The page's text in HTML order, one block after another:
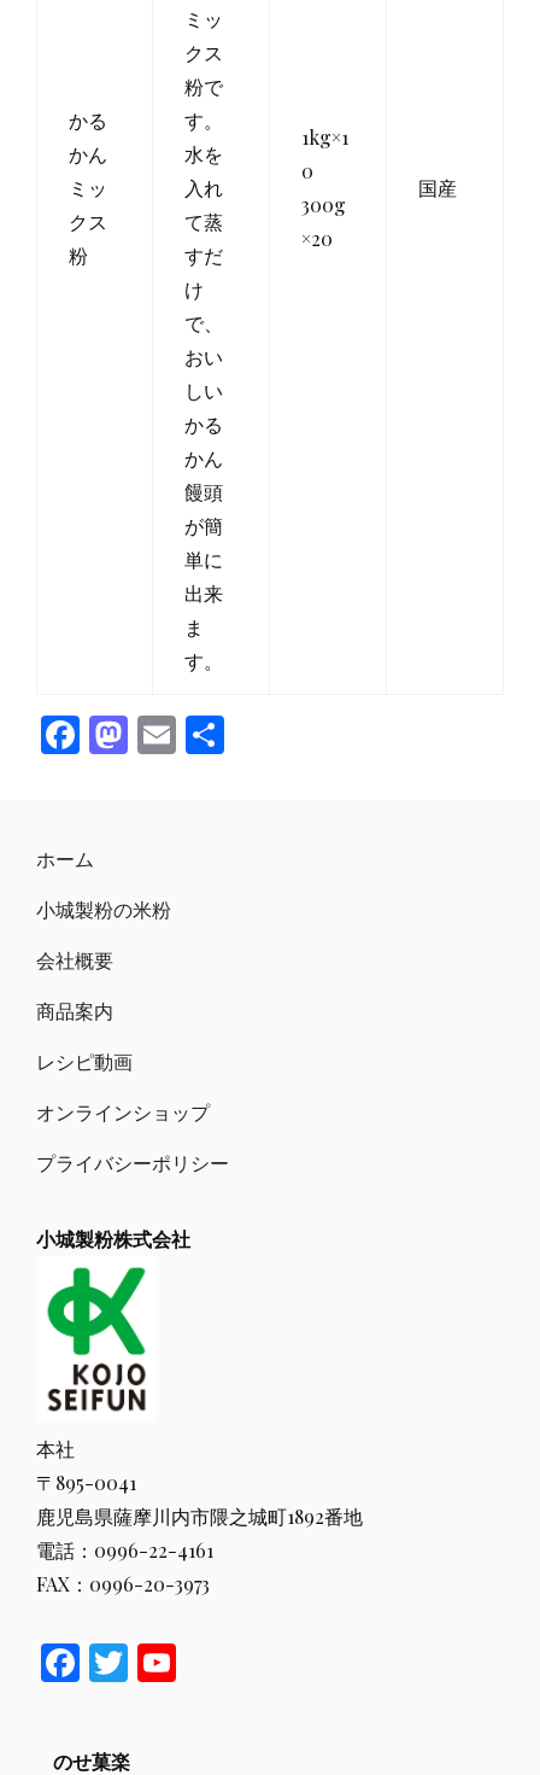
かる
かん
ミッ
クス
粉
ミッ
クス
粉で
す。
水を
入れ
て蒸
すだ
け
で、
おい
しい
かる
かん
饅頭
が簡
単に
出来
ま
す。
1kg×1
0
300g
×20
国産
F
b
o
o
k
M
o
n
E
ホーム
小城製粉の米粉
会社概要
商品案内
レシピ動画
オンラインショップ
プライバシーポリシー
小城製粉株式会社
本社
〒895-0041
鹿児島県薩摩川内市隈之城町1892番地
電話：0996-22-4161
FAX：0996-20-3973
F
e
T
itt
のせ菓楽